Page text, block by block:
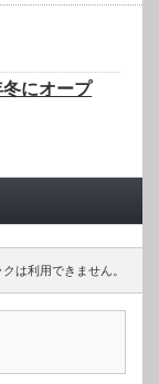
冬にオープ
クは利用できません。